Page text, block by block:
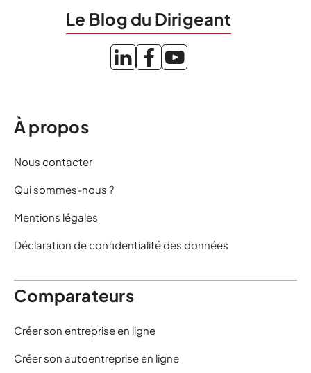
Le Blog du Dirigeant
À propos
Nous contacter
Qui sommes-nous ?
Mentions légales
Déclaration de confidentialité des données
Comparateurs
Créer son entreprise en ligne
Créer son autoentreprise en ligne